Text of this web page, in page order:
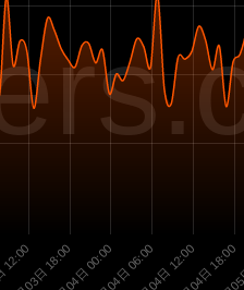
8月03日 18:008月04日 00:008月04日 06:008月04日 12:008月04日 18:00
8月